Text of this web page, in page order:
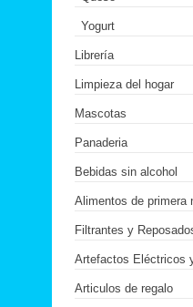
Yogurt
Librería
Limpieza del hogar
Mascotas
Panaderia
Bebidas sin alcohol
Alimentos de primera
Filtrantes y
Artefactos Eléctricos
Articulos de regalo